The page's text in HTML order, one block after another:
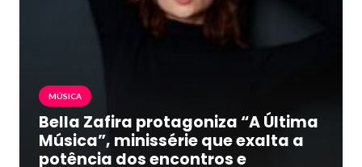
MÚSICA
Bella Zafira protagoniza “A Última
Música”, minissérie que exalta a
potência dos encontros e